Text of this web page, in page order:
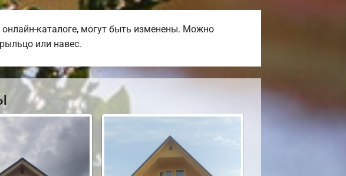
каталоге, могут быть изменены. Можно
или навес.